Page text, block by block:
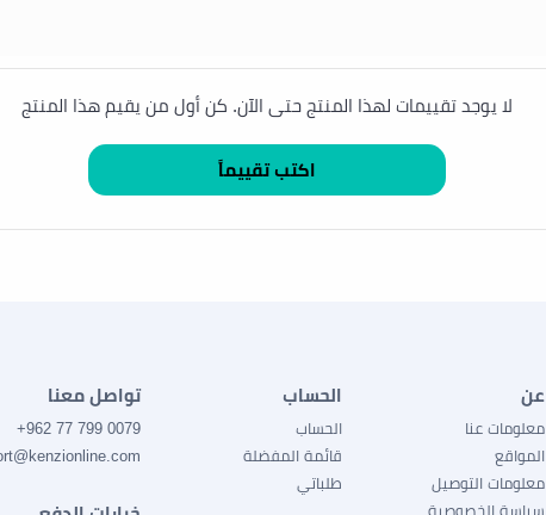
لا يوجد تقييمات لهذا المنتج حتى الآن. كن أول من يقيم هذا المنتج
عن
معلومات عنا
المواقع
معلومات التوصيل
سياسة الخصوصية
الحساب
الحساب
قائمة المفضلة
طلباتي
تواصل معنا
0079 799 77 962+